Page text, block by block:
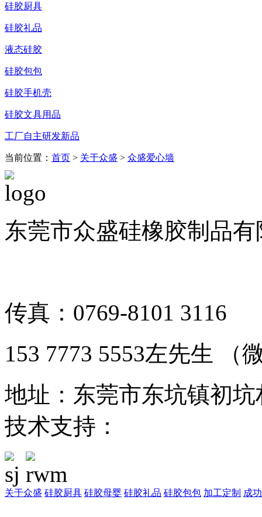
硅胶厨具
硅胶礼品
液态硅胶
硅胶包包
硅胶手机壳
硅胶文具用品
工厂自主研发新品
当前位置： 首页 > 关于众盛 > 众盛爱心墙
东莞市众盛硅橡胶制品
传真：0769-8101 3116
153 7773 5553左先生 （
地址：东莞市东坑镇初
技术支持：
关于众盛 硅胶厨具 硅胶母婴 硅胶礼品 硅胶包包 加工定制 成